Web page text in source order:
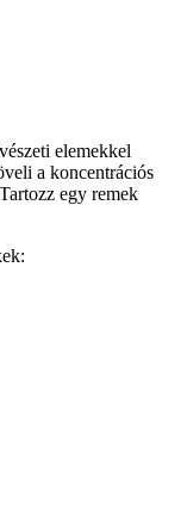
elemekkel
a koncentrációs
egy remek